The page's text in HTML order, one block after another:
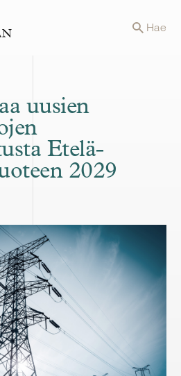
Hae
uusien
Etelä-
2029